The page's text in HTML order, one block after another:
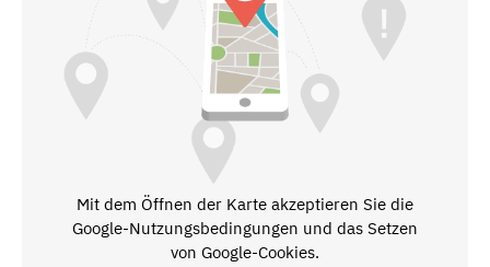
Mit dem Öffnen der Karte akzeptieren Sie die
Google-Nutzungsbedingungen und das Setzen
von Google-Cookies.